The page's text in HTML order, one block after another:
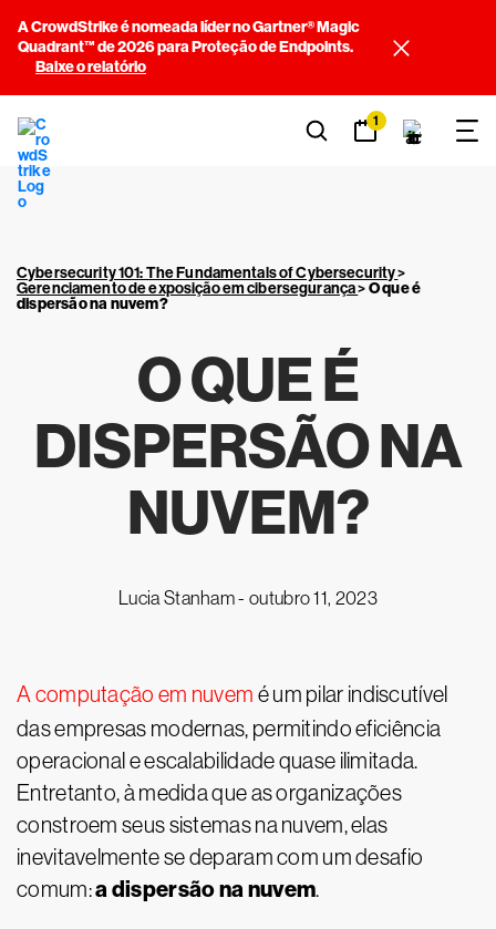
A CrowdStrike é nomeada líder no Gartner® Magic
Quadrant™ de 2026 para Proteção de Endpoints.
Baixe o relatório
1
Cybersecurity 101: The Fundamentals of Cybersecurity>
Gerenciamento de exposição em cibersegurança>O que é
dispersão na nuvem?
O QUE É
DISPERSÃO NA
NUVEM?
Lucia Stanham - outubro 11, 2023
A computação em nuvem é um pilar indiscutível
das empresas modernas, permitindo eficiência
operacional e escalabilidade quase ilimitada.
Entretanto, à medida que as organizações
constroem seus sistemas na nuvem, elas
inevitavelmente se deparam com um desafio
comum:a dispersão na nuvem.